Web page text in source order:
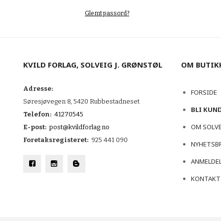
Glemt passord?
KVILD FORLAG, SOLVEIG J. GRØNSTØL
Adresse:
Søresjøvegen 8, 5420 Rubbestadneset
Telefon: 41270545
E-post: post@kvildforlag.no
Foretaksregisteret: 925 441 090
OM
FORSIDE
BLI
OM